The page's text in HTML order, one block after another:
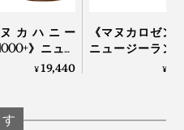
も毎年同じグレードにな
い人、できるだけ化学薬品
つけ！
スター。
ヌカハニー
》ニュー
ンド政府認
ー（保証書
¥19,440
《マヌカロゼン
ニュージーラン
府認定、マヌカ
¥